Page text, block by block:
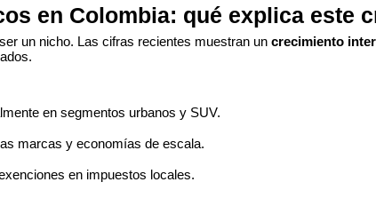
en Colombia: qué explica este
un nicho. Las cifras recientes muestran un crecimiento
en segmentos urbanos y SUV.
marcas y economías de escala.
en impuestos locales.